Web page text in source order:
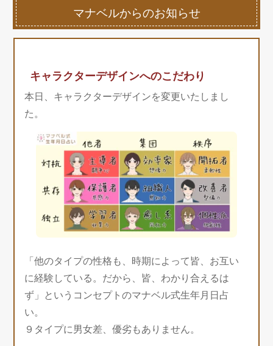
マナベルからのお知らせ
キャラクターデザインへのこだわり
本日、キャラクターデザインを変更いたしまし
た。
「他のタイプの性格も、時期によって皆、お互い
に経験している。だから、皆、わかり合えるは
ず」というコンセプトのマナベル式生年月日占
い。
９タイプに男女差、優劣もありません。